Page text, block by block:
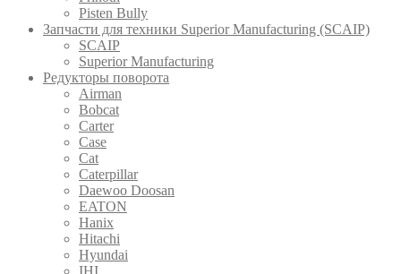
Pistеn Вully
Запчасти для техники Superior Manufacturing (SCAIP)
SCAIP
Superior Manufacturing
Редукторы поворота
Airman
Bobcat
Carter
Case
Cat
Caterpillar
Daewoo Doosan
EATON
Hanix
Hitachi
Hyundai
IHI